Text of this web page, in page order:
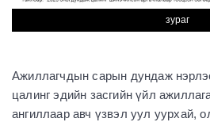
зураг
Ажиллагчдын сарын дундаж
цалинг эдийн засгийн үйл
ангиллаар авч үзвэл уул уурхай,